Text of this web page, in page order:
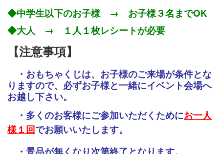
◆中学生以下のお子様 → お子様３名までOK
◆大人 → １人１枚レシートが必要
【注意事項】
・おもちゃくじは、お子様のご来場が条件とな
りますので、必ずお子様と一緒にイベント会場へ
お越し下さい。
・多くのお客様にご参加いただくためにお一人
様１回でお願いいたします。